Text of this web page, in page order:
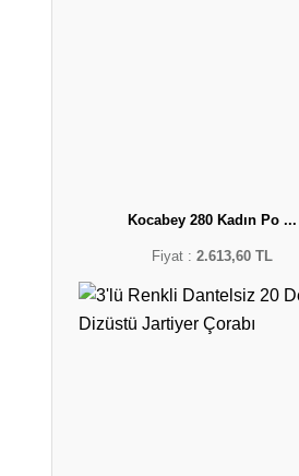
Kocabey 280 Kadın Po ...
Fiyat : 2.613,60 TL